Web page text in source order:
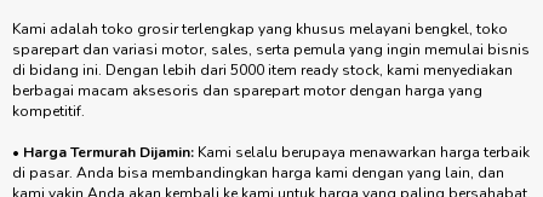
Kami adalah toko grosir terlengkap yang khusus melayani bengkel, toko
sparepart dan variasi motor, sales, serta pemula yang ingin memulai bisnis
di bidang ini. Dengan lebih dari 5000 item ready stock, kami menyediakan
berbagai macam aksesoris dan sparepart motor dengan harga yang
kompetitif.
• Harga Termurah Dijamin: Kami selalu berupaya menawarkan harga terbaik
di pasar. Anda bisa membandingkan harga kami dengan yang lain, dan